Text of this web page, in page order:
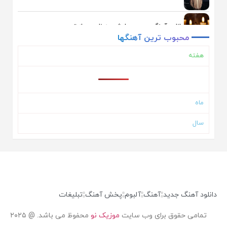
دانلود آهنگ محسن چاوشی به نام بعد از تو
دانلود آهنگ علیرضا طلیسچی به نام نداریم از تو بهتر
دانلود آهنگ محسن چاوشی به نام عجب اومدی
محبوب ترین آهنگها
هفته
ماه
سال
دانلود آهنگ جدید آهنگ آلبوم پخش آهنگ تبلیغات
تمامی حقوق برای وب سایت موزیک نو محفوظ می باشد. @ ۲۰۲۵